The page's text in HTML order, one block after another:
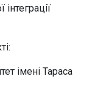
імені Тараса